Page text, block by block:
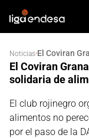
Noticias·
El Coviran
solidaria de
El club rojinegro
alimentos no
por el paso de la